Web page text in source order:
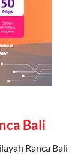
Bali
Ranca Bali